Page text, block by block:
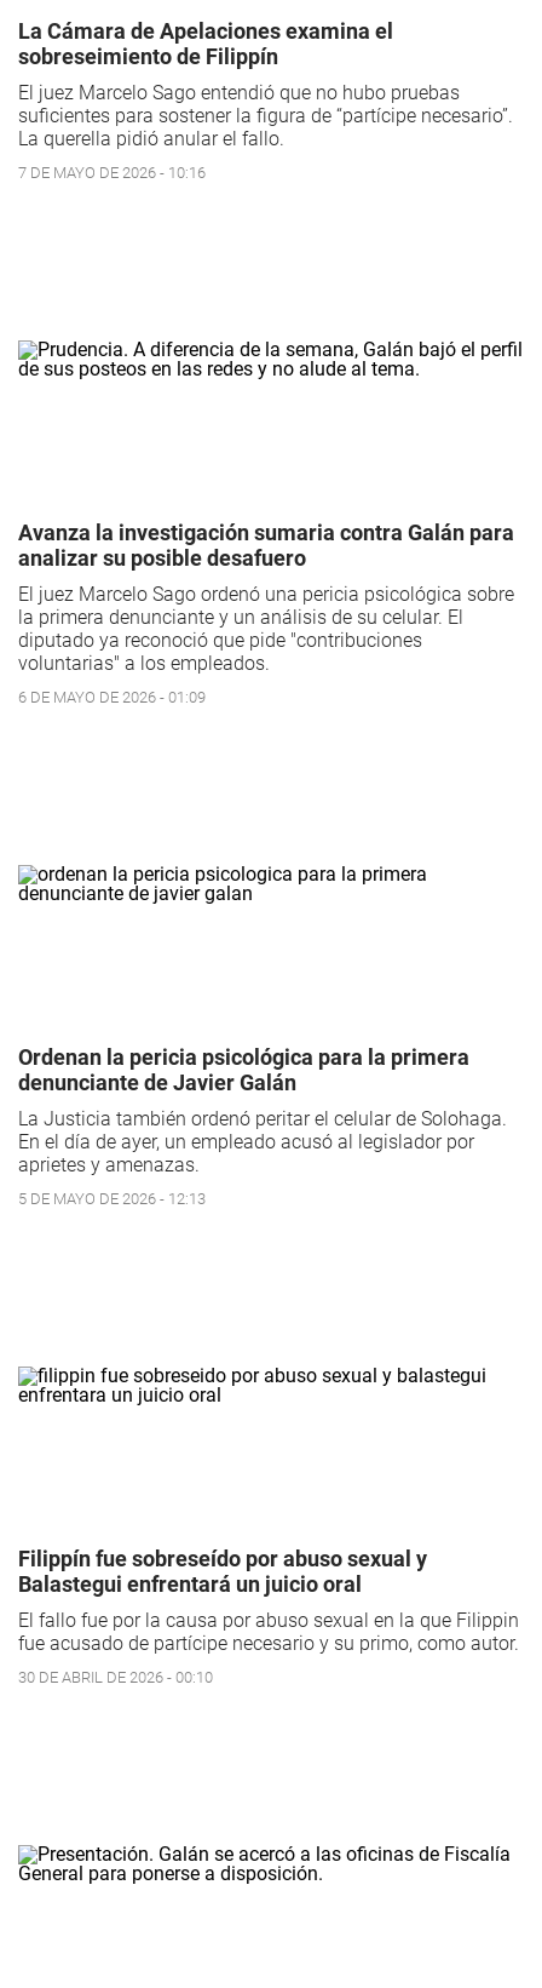
La Cámara de Apelaciones examina el
sobreseimiento de Filippín
El juez Marcelo Sago entendió que no hubo pruebas
suficientes para sostener la figura de “partícipe necesario”.
La querella pidió anular el fallo.
7 DE MAYO DE 2026 - 10:16
Avanza la investigación sumaria contra Galán para
analizar su posible desafuero
El juez Marcelo Sago ordenó una pericia psicológica sobre
la primera denunciante y un análisis de su celular. El
diputado ya reconoció que pide "contribuciones
voluntarias" a los empleados.
6 DE MAYO DE 2026 - 01:09
Ordenan la pericia psicológica para la primera
denunciante de Javier Galán
La Justicia también ordenó peritar el celular de Solohaga.
En el día de ayer, un empleado acusó al legislador por
aprietes y amenazas.
5 DE MAYO DE 2026 - 12:13
Filippín fue sobreseído por abuso sexual y
Balastegui enfrentará un juicio oral
El fallo fue por la causa por abuso sexual en la que Filippin
fue acusado de partícipe necesario y su primo, como autor.
30 DE ABRIL DE 2026 - 00:10